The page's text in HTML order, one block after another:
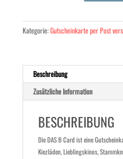
Kategorie:Gutscheinkarte per Post
Beschreibung
Zusätzliche Information
BESCHREIBUNG
Die DAS B Card ist eine
Kiezläden, Lieblingskinos,